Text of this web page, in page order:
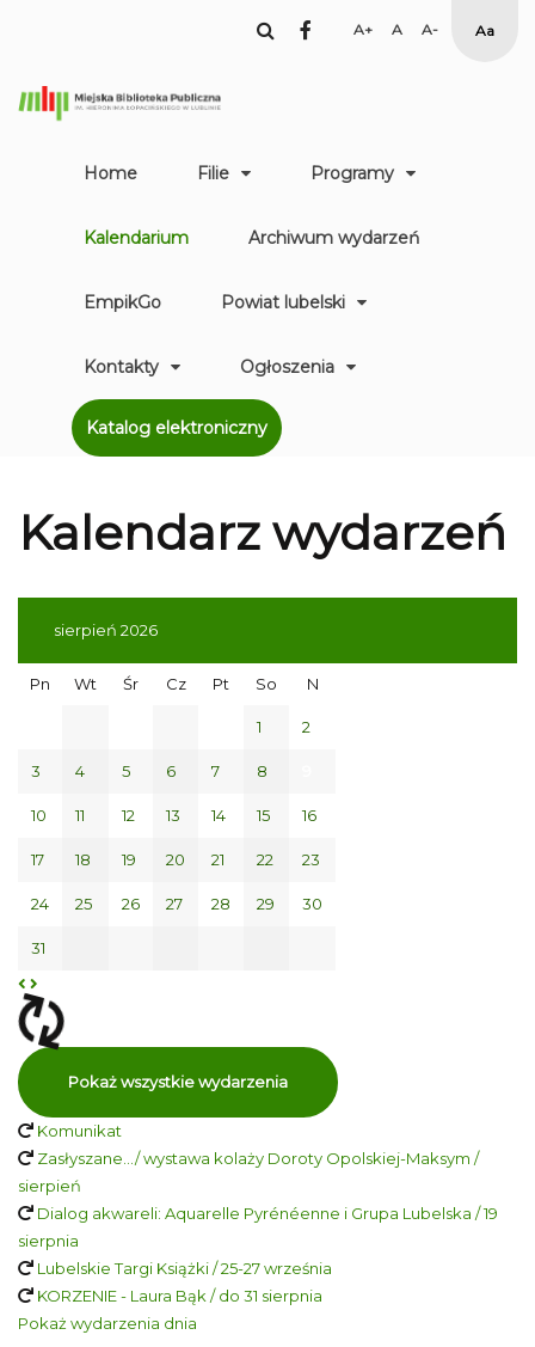
facebook
Set Set
Smaller
High
Home Filie Programy
Kalendarium Archiwum wydarzeń
EmpikGo Powiat lubelski
Kontakty Ogłoszenia
Katalog elektroniczny
Kalendarz wydarzeń
sierpień 2026
Pn Wt Śr Cz Pt So N
1 2
3 4 5 6 7 8
10 11 12 13 14 15 16
17 18 19 20 21 22 23
24 25 26 27 28 29 30
31
Pokaż wszystkie wydarzenia
Komunikat
Zasłyszane…/ wystawa kolaży Doroty Opolskiej-Maksym /
sierpień
Dialog akwareli: Aquarelle Pyrénéenne i Grupa Lubelska / 19
sierpnia
Lubelskie Targi Książki / 25-27 września
KORZENIE - Laura Bąk / do 31 sierpnia
Pokaż wydarzenia dnia